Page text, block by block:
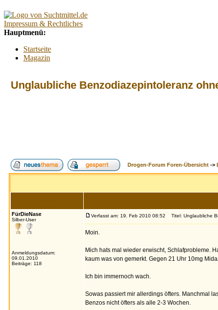
Unglaubliche Benzodiazepintoleranz
Drogen-Forum Foren-Übersicht ->
FürDieNase
Silber-User
Anmeldungsdatum:
09.01.2010
Beiträge: 118
Verfasst am: 19. Feb 2010 08:52 Titel: Unglaubliche
Moin.
Mich hats mal wieder erwischt, Schlafprobleme.
kaum was von gemerkt. Gegen 21 Uhr 10mg
Ich bin immernoch wach.
Sowas passiert mir allerdings öfters. Manchmal
Benzos nicht öfters als alle 2-3 Wochen.
Impressum & Rechtliches
Hauptmenü:
Startseite
Magazin
Lexikon
Kontakt
Promillerechner
BMI-Rechner